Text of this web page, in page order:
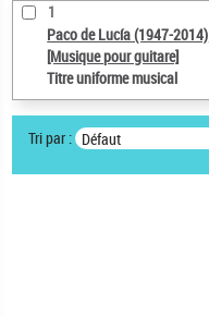
1
Paco de Lucía (1947-2014)
[Musique pour guitare]
Titre uniforme musical
Tri par : Défaut